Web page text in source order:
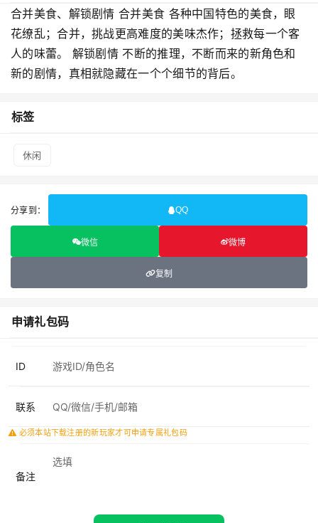
合并美食、解锁剧情 合并美食 各种中国特色的美食，眼
花缭乱；合并，挑战更高难度的美味杰作；拯救每一个客
人的味蕾。 解锁剧情 不断的推理，不断而来的新角色和
新的剧情，真相就隐藏在一个个细节的背后。
标签
休闲
分享到： QQ
微信 微博
复制
申请礼包码
ID
联系
必须本站下载注册的新玩家才可申请专属礼包码
备注